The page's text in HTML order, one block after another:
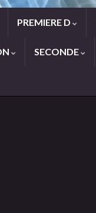
PREMIERE D
SECONDE